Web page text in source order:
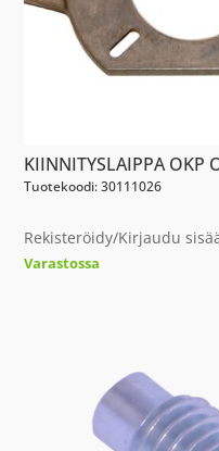
KIINNITYSLAIPPA OKP
Tuotekoodi: 30111026
Rekisteröidy/Kirjaudu
Varastossa